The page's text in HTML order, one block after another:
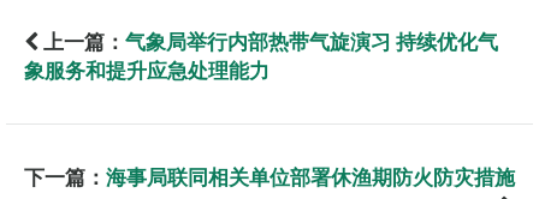
上一篇： 气象局举行内部热带气旋演习 持续优化气
象服务和提升应急处理能力
下一篇： 海事局联同相关单位部署休渔期防火防灾措施